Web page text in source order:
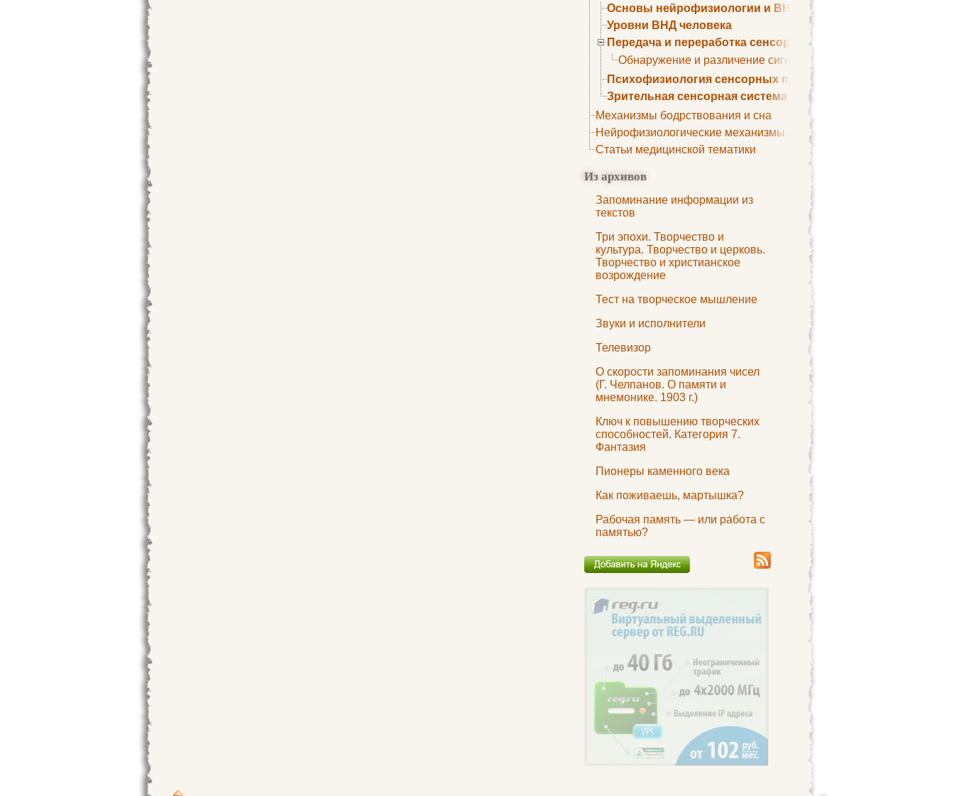
Основы нейрофизиологии и ВНД
Уровни ВНД человека
Передача и переработка сенсорных сигналов
Обнаружение и различение сигналов. Сенсорная рецепция
Психофизиология сенсорных процессов
Зрительная сенсорная система
Механизмы бодрствования и сна
Нейрофизиологические механизмы сна
Статьи медицинской тематики
Из архивов
Запоминание информации из
текстов
Три эпохи. Творчество и
культура. Творчество и церковь.
Творчество и христианское
возрождение
Тест на творческое мышление
Звуки и исполнители
Телевизор
О скорости запоминания чисел
(Г. Челпанов. О памяти и
мнемонике. 1903 г.)
Ключ к повышению творческих
способностей. Категория 7.
Фантазия
Пионеры каменного века
Как поживаешь, мартышка?
Рабочая память — или работа с
памятью?